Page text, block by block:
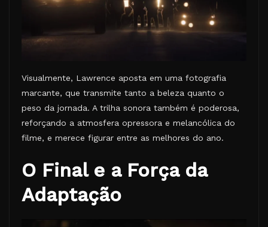
Visualmente, Lawrence aposta em uma fotografia
marcante, que transmite tanto a beleza quanto o
peso da jornada. A trilha sonora também é poderosa,
reforçando a atmosfera opressora e melancólica do
filme, e merece figurar entre as melhores do ano.
O Final e a Força da
Adaptação